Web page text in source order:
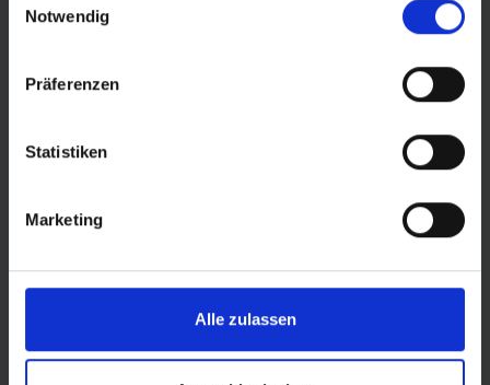
Notwendig
Präferenzen
Statistiken
Marketing
Alle zulassen
© Land Sachsen-Anhalt